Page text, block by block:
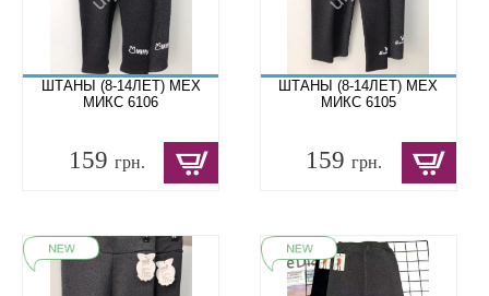
ШТАНЫ (8-14ЛЕТ) МЕХ
МИКС 6106
159 грн.
ШТАНЫ (8-14ЛЕТ) МЕХ
МИКС 6105
159грн.